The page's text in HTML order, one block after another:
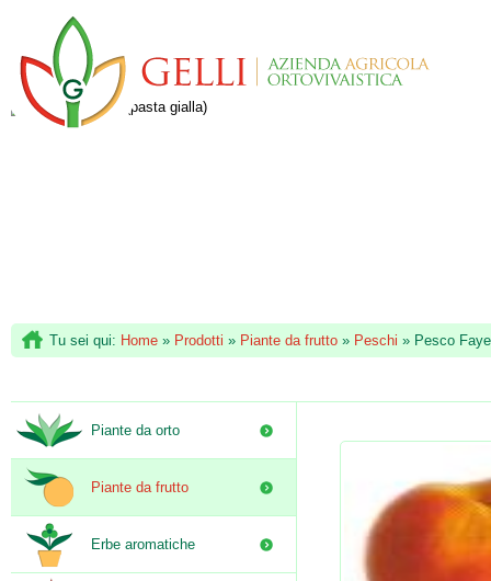
Tu sei qui: Home » Prodotti » Piante da frutto » Peschi » Pesco
Piante da orto
Piante da frutto
Erbe aromatiche